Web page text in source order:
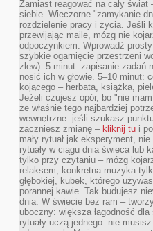
Zamiast reagować na cały świat
siebie. Wieczorne "zamykanie
rozdzielenie pracy i życia. Jeśli
przewijając maile, mózg nie
odpoczynkiem. Wprowadź
szybkie ogarnięcie przestrzeni
zlew). 5 minut: zapisanie zadań
nosić ich w głowie. 5–10 minut:
kojącego – herbata, książka,
Jeżeli czujesz opór, bo "nie
że właśnie tego najbardziej
wewnętrzne: jeśli szukasz
zaczniesz zmianę – kliknij tu i
mały rytuał jak eksperyment,
rytuały w ciągu dnia świeca lub
tylko przy czytaniu – mózg
relaksem, konkretna muzyka
głębokiej, kubek, którego
porannej kawie. Tak budujesz
dnia. W świecie bez ram –
uboczny: większa łagodność dla
rytuały uczą jednego: nie